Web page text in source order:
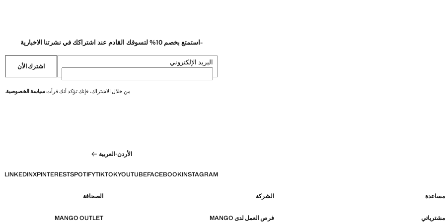
-استمتع بخصم 10% لتسوقك القادم عند اشتراكك في نشرتنا الاخبارية
البريد الإلكتروني اشترك الأن
من خلال الاشتراك، فإنك تؤكد أنك قرأتسياسة الخصوصية.
الأردن·العربية
INSTAGRAM
FACEBOOK
YOUTUBE
TIKTOK
SPOTIFY
PINTEREST
X
LINKEDIN
مساعدة الشركة الصحافة
مشترياتي فرص العمل لدى MANGO MANGO OUTLET